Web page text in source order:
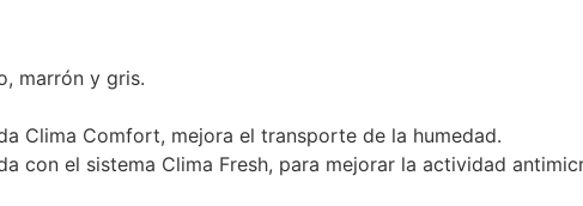
marrón y gris.
Clima Comfort, mejora el transporte de la humedad.
con el sistema Clima Fresh, para mejorar la actividad